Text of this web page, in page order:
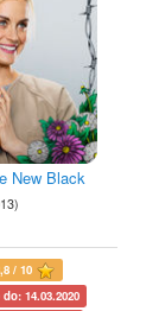
New Black
/ 10
14.03.2020